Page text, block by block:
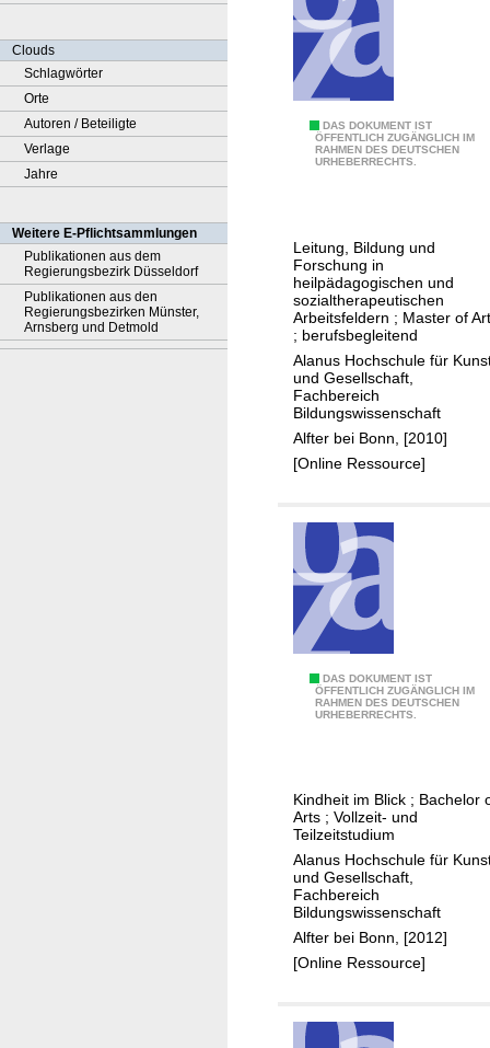
Clouds
Schlagwörter
Orte
Autoren / Beteiligte
Verlage
Jahre
Weitere E-Pflichtsammlungen
Publikationen aus dem
Regierungsbezirk Düsseldorf
Publikationen aus den
Regierungsbezirken Münster,
Arnsberg und Detmold
DAS DOKUMENT IST
ÖFFENTLICH ZUGÄNGLICH IM
RAHMEN DES DEUTSCHEN
URHEBERRECHTS.
ä
d
a
g
o
g
i
k
Leitung, Bildung und
Forschung in
heilpädagogischen und
sozialtherapeutischen
Arbeitsfeldern ; Master of
; berufsbegleitend
Alanus Hochschule für
und Gesellschaft,
Fachbereich
Bildungswissenschaft
Alfter bei Bonn, [2010]
[Online Ressource]
DAS DOKUMENT IST
ÖFFENTLICH ZUGÄNGLICH IM
RAHMEN DES DEUTSCHEN
URHEBERRECHTS.
e
i
t
s
p
ä
d
Kindheit im Blick ; Bachelor
Arts ; Vollzeit- und
Teilzeitstudium
Alanus Hochschule für
und Gesellschaft,
Fachbereich
Bildungswissenschaft
Alfter bei Bonn, [2012]
[Online Ressource]